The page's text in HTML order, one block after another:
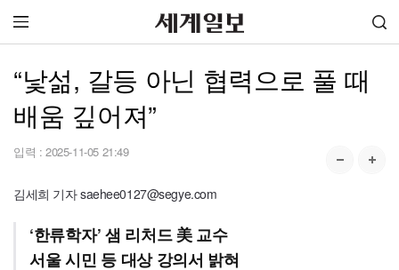
“낯섦, 갈등 아닌 협력으로 풀 때
배움 깊어져”
입력 : 2025-11-05 21:49
김세희 기자 saehee0127@segye.com
‘한류학자’ 샘 리처드 美 교수
서울 시민 등 대상 강의서 밝혀